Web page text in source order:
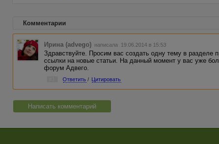
Комментарии
Ирина (advego) написала 19.06.2014 в 15:53
Здравствуйте. Просим вас создать одну тему в разделе
ссылки на новые статьи. На данный момент у вас уже
форум Адвего.
Ответить / Цитировать
Написать комментарий